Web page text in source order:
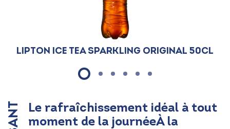
Lipton Ice Tea Sparkling Original 50cl
Le rafraîchissement idéal à tout
moment de la journéeÀ la